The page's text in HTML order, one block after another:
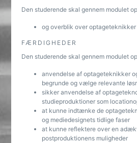
Den studerende skal gennem modulet
og overblik over optageteknikker
FÆRDIGHEDER
Den studerende skal gennem modulet
anvendelse af optageteknikker
begrunde og vælge relevante
sikker anvendelse af
studieproduktioner som
at kunne indtænke de
og mediedesignets tidlige faser
at kunne reflektere over en
postproduktionens muligheder